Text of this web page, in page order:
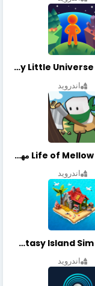
تحميل لعبة My Little Universe مهكرة أخر إصدار
اندرويد
تحميل لعبة Life of Mellow مهكرة أخر إصدار
اندرويد
تحميل لعبة Fantasy Island Sim مهكرة أخر إصدار
اندرويد